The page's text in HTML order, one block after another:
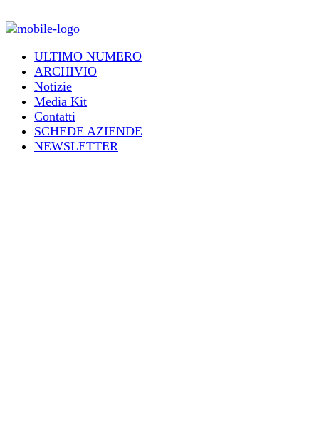
ULTIMO NUMERO
ARCHIVIO
Notizie
Media Kit
Contatti
SCHEDE AZIENDE
NEWSLETTER